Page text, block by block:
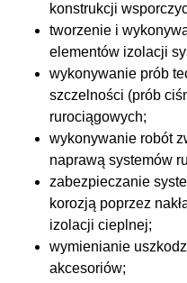
konstrukcji
tworzenie i
elementów izolacji
wykonywanie prób
szczelności (prób
rurociągowych;
wykonywanie robót
naprawą systemów
zabezpieczanie
korozją poprzez
izolacji cieplnej;
wymienianie
akcesoriów;